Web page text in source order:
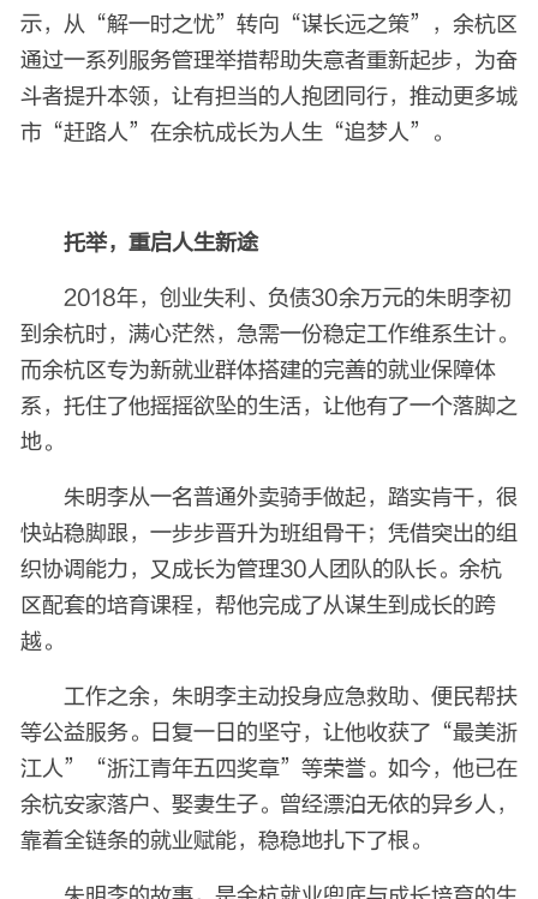
示，从“解一时之忧”转向“谋长远之策”，余杭区
通过一系列服务管理举措帮助失意者重新起步，为奋
斗者提升本领，让有担当的人抱团同行，推动更多城
市“赶路人”在余杭成长为人生“追梦人”。
托举，重启人生新途
2018年，创业失利、负债30余万元的朱明李初
到余杭时，满心茫然，急需一份稳定工作维系生计。
而余杭区专为新就业群体搭建的完善的就业保障体
系，托住了他摇摇欲坠的生活，让他有了一个落脚之
地。
朱明李从一名普通外卖骑手做起，踏实肯干，很
快站稳脚跟，一步步晋升为班组骨干；凭借突出的组
织协调能力，又成长为管理30人团队的队长。余杭
区配套的培育课程，帮他完成了从谋生到成长的跨
越。
工作之余，朱明李主动投身应急救助、便民帮扶
等公益服务。日复一日的坚守，让他收获了“最美浙
江人”“浙江青年五四奖章”等荣誉。如今，他已在
余杭安家落户、娶妻生子。曾经漂泊无依的异乡人，
靠着全链条的就业赋能，稳稳地扎下了根。